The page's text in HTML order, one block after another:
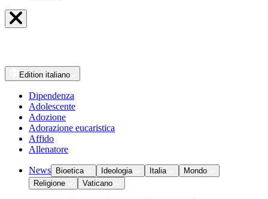
Edition italiano
Dipendenza
Adolescente
Adozione
Adorazione eucaristica
Affido
Allenatore
News Bioetica Ideologia Italia
Mondo
Religione
Vaticano